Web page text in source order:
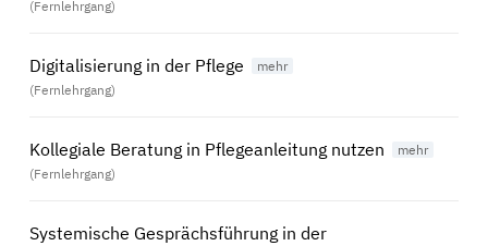
(Fernlehrgang)
Digitalisierung in der Pflege
(Fernlehrgang)
Kollegiale Beratung in Pflegeanleitung nutzen
(Fernlehrgang)
Systemische Gesprächsführung in der